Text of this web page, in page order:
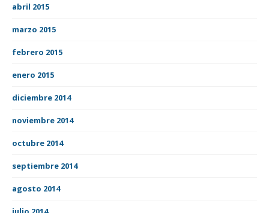
abril 2015
marzo 2015
febrero 2015
enero 2015
diciembre 2014
noviembre 2014
octubre 2014
septiembre 2014
agosto 2014